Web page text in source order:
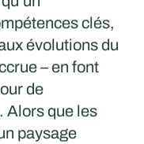
clés,
évolutions du
– en font
de
Alors que les
paysage